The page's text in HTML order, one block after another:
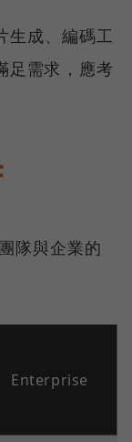
生成、編碼工
足需求，應考
隊與企業的
Enterprise